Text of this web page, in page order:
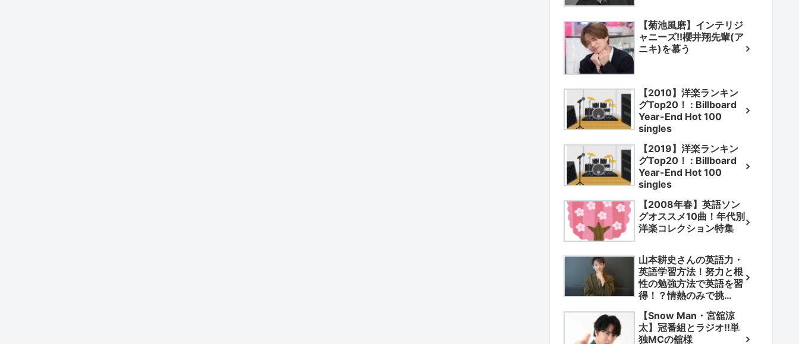
【菊池風磨】インテリジ
ャニーズ!!櫻井翔先輩(ア
ニキ)を慕う
【2010】洋楽ランキン
グTop20！ : Billboard
Year-End Hot 100
singles
【2019】洋楽ランキン
グTop20！ : Billboard
Year-End Hot 100
singles
【2008年春】英語ソン
グオススメ10曲！年代別
洋楽コレクション特集
山本耕史さんの英語力・
英語学習方法！努力と根
性の勉強方法で英語を習
得！？情熱のみで挑
【Snow Man・宮舘涼
太】冠番組とラジオ!!単
独MCの舘様